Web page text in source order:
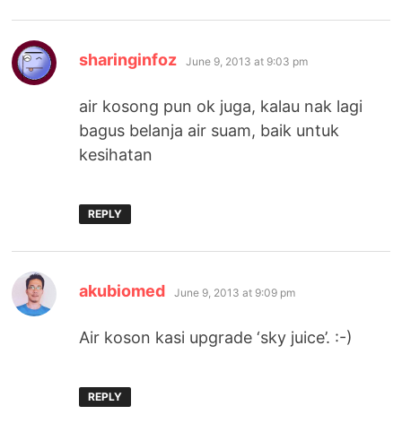
sharinginfoz says:
June 9, 2013 at 9:03 pm
air kosong pun ok juga, kalau nak lagi
bagus belanja air suam, baik untuk
kesihatan
REPLY
akubiomed says:
June 9, 2013 at 9:09 pm
Air koson kasi upgrade ‘sky juice’. :-)
REPLY